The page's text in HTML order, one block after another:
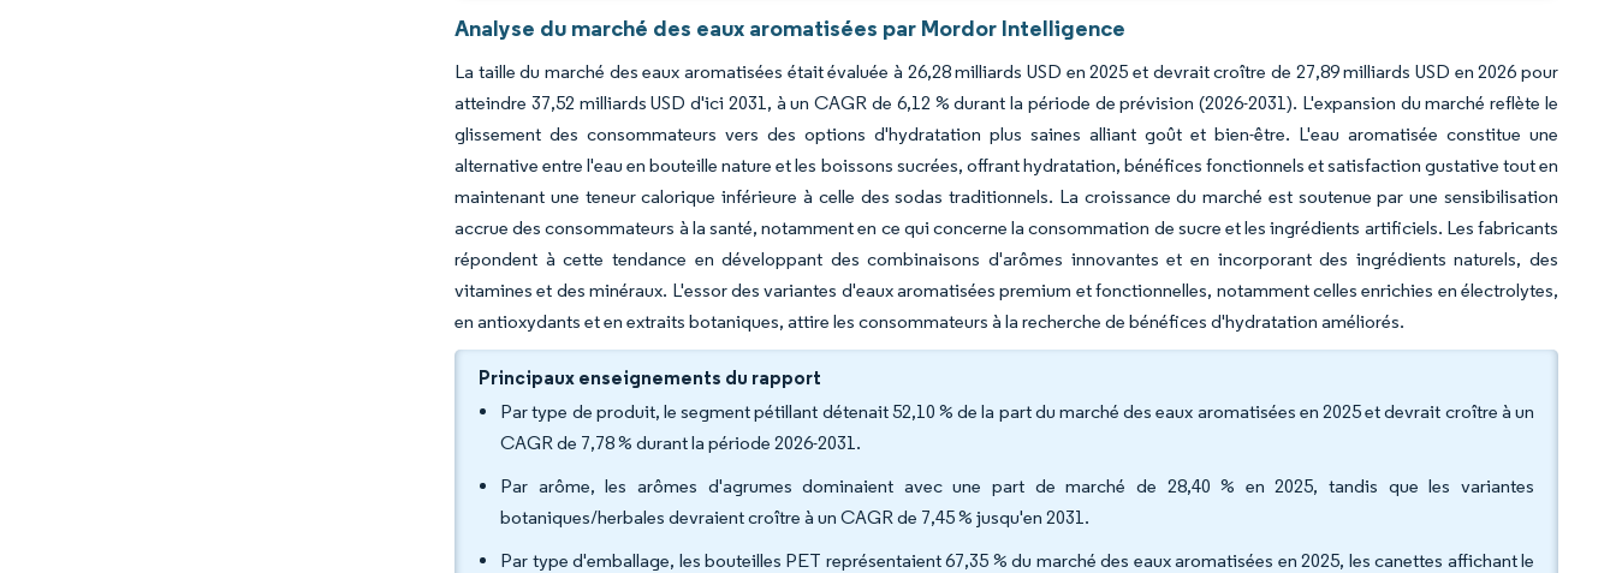
Analyse du marché des eaux aromatisées par Mordor Intelligence
La taille du marché des eaux aromatisées était évaluée à 26,28 milliards USD en 2025 et devrait croître de 27,89 milliards USD en 2026 pour
atteindre 37,52 milliards USD d'ici 2031, à un CAGR de 6,12 % durant la période de prévision (2026-2031). L'expansion du marché reflète le
glissement des consommateurs vers des options d'hydratation plus saines alliant goût et bien-être. L'eau aromatisée constitue une
alternative entre l'eau en bouteille nature et les boissons sucrées, offrant hydratation, bénéfices fonctionnels et satisfaction gustative tout en
maintenant une teneur calorique inférieure à celle des sodas traditionnels. La croissance du marché est soutenue par une sensibilisation
accrue des consommateurs à la santé, notamment en ce qui concerne la consommation de sucre et les ingrédients artificiels. Les fabricants
répondent à cette tendance en développant des combinaisons d'arômes innovantes et en incorporant des ingrédients naturels, des
vitamines et des minéraux. L'essor des variantes d'eaux aromatisées premium et fonctionnelles, notamment celles enrichies en électrolytes,
en antioxydants et en extraits botaniques, attire les consommateurs à la recherche de bénéfices d'hydratation améliorés.
Principaux enseignements du rapport
Par type de produit, le segment pétillant détenait 52,10 % de la part du marché des eaux aromatisées en 2025 et devrait croître à un
CAGR de 7,78 % durant la période 2026-2031.
Par arôme, les arômes d'agrumes dominaient avec une part de marché de 28,40 % en 2025, tandis que les variantes
botaniques/herbales devraient croître à un CAGR de 7,45 % jusqu'en 2031.
Par type d'emballage, les bouteilles PET représentaient 67,35 % du marché des eaux aromatisées en 2025, les canettes affichant le